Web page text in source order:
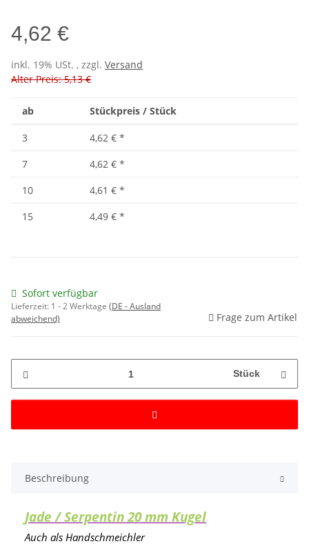
4,62 €
inkl. 19% USt. , zzgl. Versand
Alter Preis: 5,13 €
ab Stückpreis / Stück
3 4,62 € *
7
4,62 € *
10
4,61 € *
15
4,49 € *
Sofort verfügbar
Lieferzeit: 1 - 2 Werktage (DE - Ausland
abweichend)
Frage zum Artikel
Stück
Beschreibung
Jade / Serpentin 20 mm Kugel
Auch als Handschmeichler